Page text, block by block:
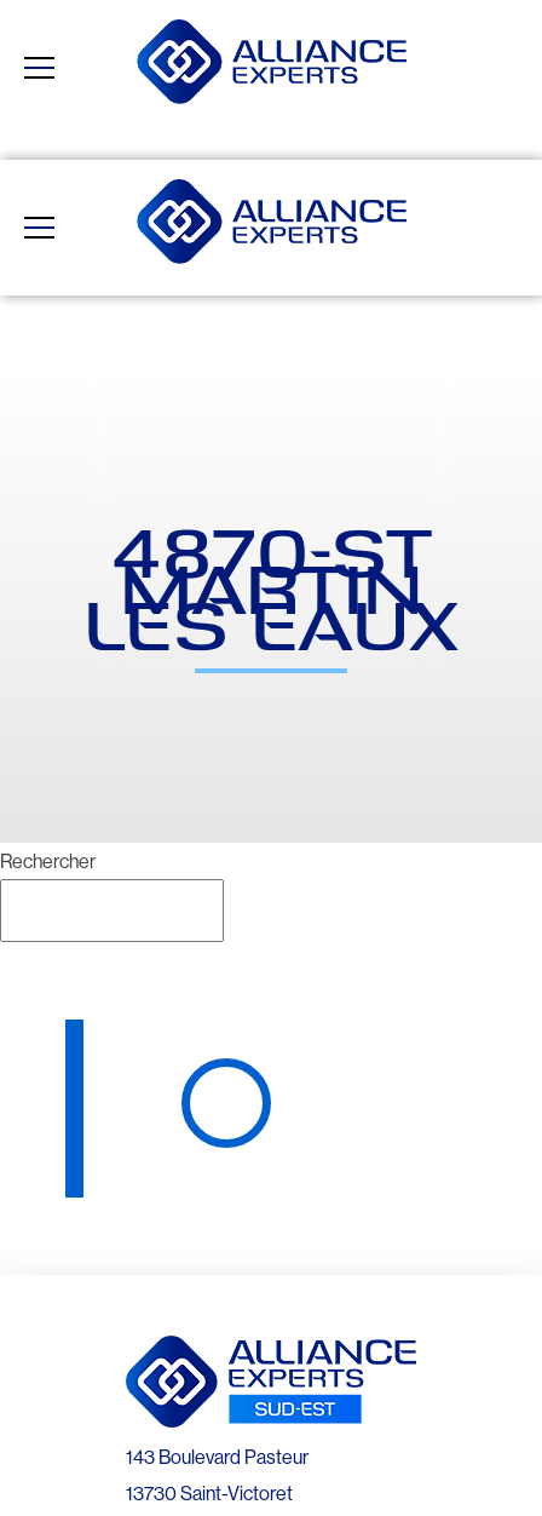
4870-ST
MARTIN
LES EAUX
Rechercher
143 Boulevard Pasteur
13730 Saint-Victoret